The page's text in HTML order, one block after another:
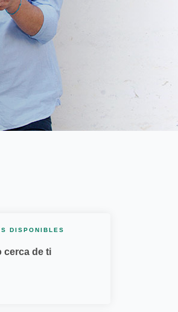
DISPONIBLES
cerca de ti